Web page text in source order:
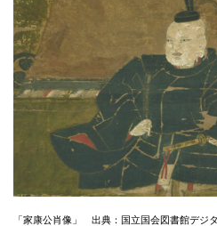
「家康公肖像」 出典：国立国会図書館デジ